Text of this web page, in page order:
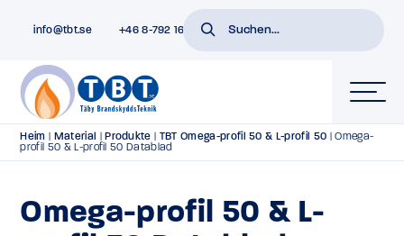
info@tbt.se +46 8-792 16 01
Heim Material Produkte TBT Omega-profil 50 & L-profil 50 |Omega-
profil 50 & L-profil 50 Datablad
Omega-profil 50 & L-